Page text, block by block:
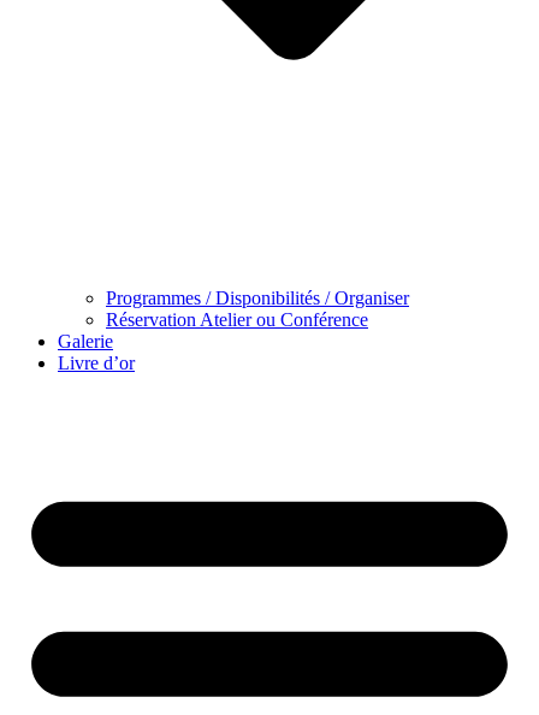
Programmes / Disponibilités / Organiser
Réservation Atelier ou Conférence
Galerie
Livre d’or